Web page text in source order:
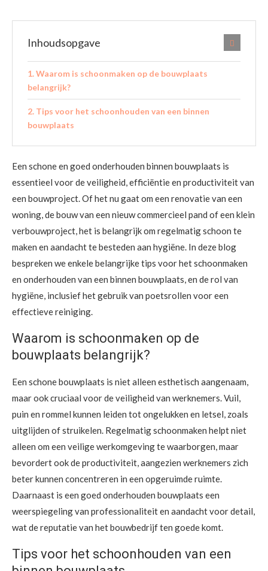
Inhoudsopgave
Waarom is schoonmaken op de bouwplaats
belangrijk?
Tips voor het schoonhouden van een binnen
bouwplaats
Een schone en goed onderhouden binnen bouwplaats is
essentieel voor de veiligheid, efficiëntie en productiviteit van
een bouwproject. Of het nu gaat om een renovatie van een
woning, de bouw van een nieuw commercieel pand of een klein
verbouwproject, het is belangrijk om regelmatig schoon te
maken en aandacht te besteden aan hygiëne. In deze blog
bespreken we enkele belangrijke tips voor het schoonmaken
en onderhouden van een binnen bouwplaats, en de rol van
hygiëne, inclusief het gebruik van poetsrollen voor een
effectieve reiniging.
Waarom is schoonmaken op de
bouwplaats belangrijk?
Een schone bouwplaats is niet alleen esthetisch aangenaam,
maar ook cruciaal voor de veiligheid van werknemers. Vuil,
puin en rommel kunnen leiden tot ongelukken en letsel, zoals
uitglijden of struikelen. Regelmatig schoonmaken helpt niet
alleen om een veilige werkomgeving te waarborgen, maar
bevordert ook de productiviteit, aangezien werknemers zich
beter kunnen concentreren in een opgeruimde ruimte.
Daarnaast is een goed onderhouden bouwplaats een
weerspiegeling van professionaliteit en aandacht voor detail,
wat de reputatie van het bouwbedrijf ten goede komt.
Tips voor het schoonhouden van een